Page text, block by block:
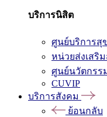
บริการนิสิต
ศูนย์บริการสุ
หน่วยส่งเสริ
ศูนย์นวัตกรรม
CUVIP
บริการสังคม
ย้อนกลับ